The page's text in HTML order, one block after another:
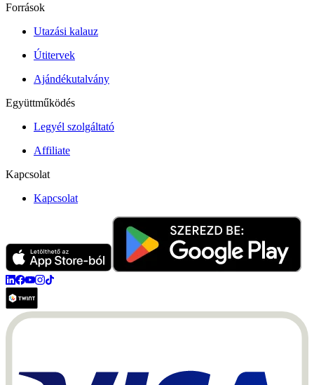
Források
Utazási kalauz
Útitervek
Ajándékutalvány
Együttműködés
Legyél szolgáltató
Affiliate
Kapcsolat
Kapcsolat